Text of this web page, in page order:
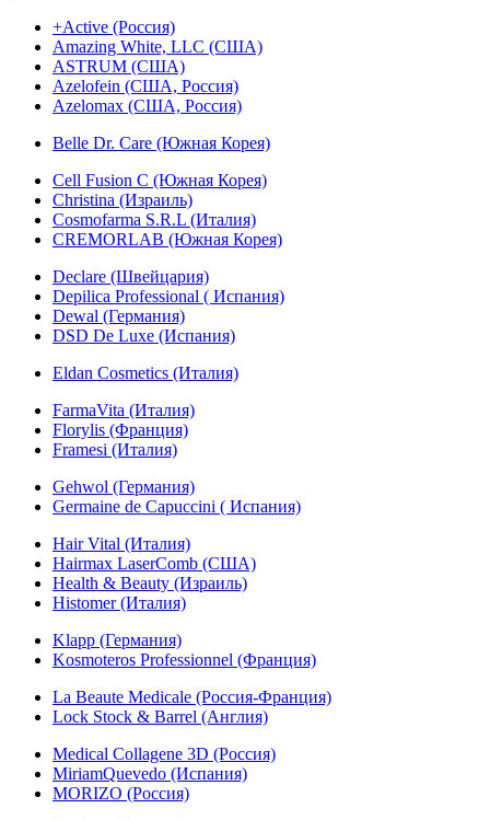
+Active (Россия)
Amazing White, LLC (США)
ASTRUM (США)
Azelofein (США, Россия)
Azelomax (США, Россия)
Belle Dr. Care (Южная Корея)
Cell Fusion C (Южная Корея)
Christina (Израиль)
Cosmofarma S.R.L (Италия)
CREMORLAB (Южная Корея)
Declare (Швейцария)
Depilica Professional ( Испания)
Dewal (Германия)
DSD De Luxe (Испания)
Eldan Cosmetics (Италия)
FarmaVita (Италия)
Florylis (Франция)
Framesi (Италия)
Gehwol (Германия)
Germaine de Capuccini ( Испания)
Hair Vital (Италия)
Hairmax LaserComb (США)
Health & Beauty (Израиль)
Histomer (Италия)
Klapp (Германия)
Kosmoteros Professionnel (Франция)
La Beaute Medicale (Россия-Франция)
Lock Stock & Barrel (Англия)
Medical Collagene 3D (Россия)
MiriamQuevedo (Испания)
MORIZO (Россия)